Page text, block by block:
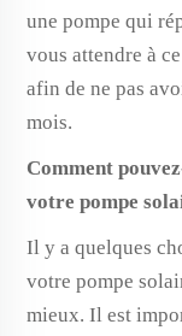
une pompe qui
vous attendre à
afin de ne pas
mois.
Comment
votre pompe
Il y a quelques
votre pompe
mieux. Il est